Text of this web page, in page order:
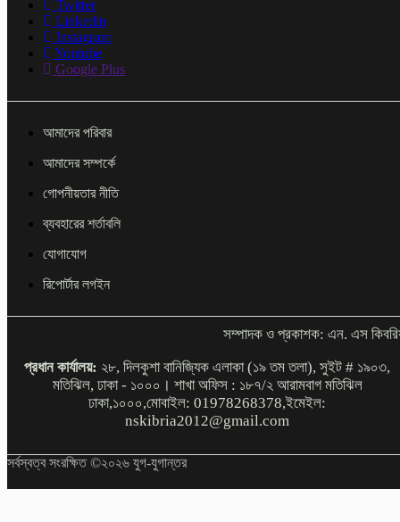
Twitter
Linkedin
Instagram
Youtube
Google Plus
আমাদের পরিবার
আমাদের সম্পর্কে
গোপনীয়তার নীতি
ব্যবহারের শর্তাবলি
যোগাযোগ
রিপোর্টার লগইন
সম্পাদক ও প্রকাশক: এন. এস
প্রধান কার্যালয়: ২৮, দিলকুশা বানিজ্যিক এলাকা (১৯ তম তলা), সুইট # ১৯০৩,
মতিঝিল, ঢাকা - ১০০০। শাখা অফিস : ১৮৭/২ আরামবাগ মতিঝিল
ঢাকা,১০০০,মোবাইল: 01978268378,ইমেইল:
nskibria2012@gmail.com
সর্বস্বত্ব সংরক্ষিত ©২০২৬ যুগ-যুগান্তর